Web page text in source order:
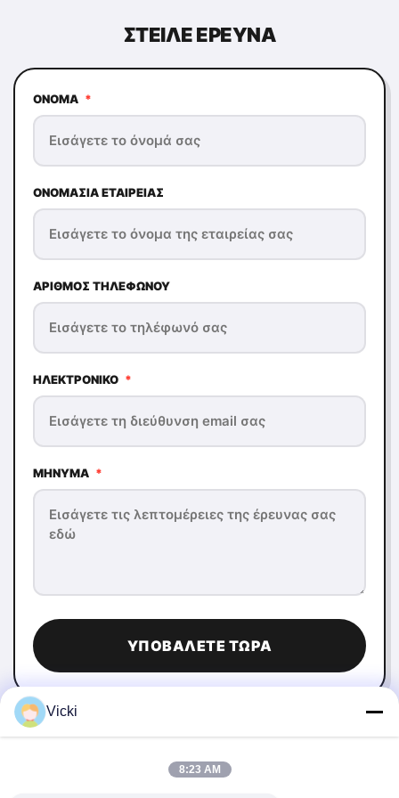
ΣΤΕΊΛΕ ΕΡΕΥΝΆ
ΌΝΟΜΑ *
ΟΝΟΜΑΣΊΑ ΕΤΑΙΡΕΊΑΣ
ΑΡΙΘΜΌΣ ΤΗΛΕΦΏΝΟΥ
ΗΛΕΚΤΡΟΝΙΚΌ *
ΜΉΝΥΜΑ *
ΥΠΟΒΆΛΕΤΕ ΤΏΡΑ
Vicki
8:23 AM